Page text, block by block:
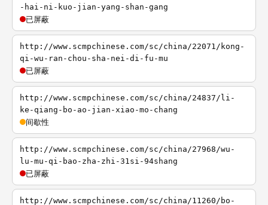
-hai-ni-kuo-jian-yang-shan-gang
已屏蔽
http://www.scmpchinese.com/sc/china/22071/kong-
qi-wu-ran-chou-sha-nei-di-fu-mu
已屏蔽
http://www.scmpchinese.com/sc/china/24837/li-
ke-qiang-bo-ao-jian-xiao-mo-chang
间歇性
http://www.scmpchinese.com/sc/china/27968/wu-
lu-mu-qi-bao-zha-zhi-31si-94shang
已屏蔽
http://www.scmpchinese.com/sc/china/11260/bo-